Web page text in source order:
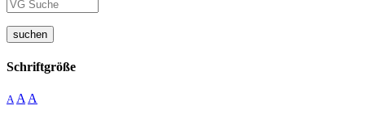
suchen
Schriftgröße
A A A